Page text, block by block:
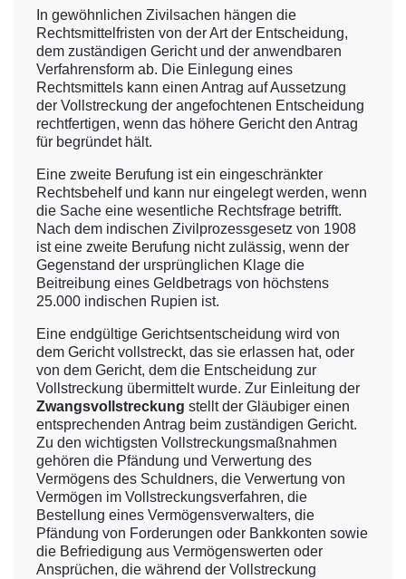
In gewöhnlichen Zivilsachen hängen die
Rechtsmittelfristen von der Art der Entscheidung,
dem zuständigen Gericht und der anwendbaren
Verfahrensform ab. Die Einlegung eines
Rechtsmittels kann einen Antrag auf Aussetzung
der Vollstreckung der angefochtenen Entscheidung
rechtfertigen, wenn das höhere Gericht den Antrag
für begründet hält.
Eine zweite Berufung ist ein eingeschränkter
Rechtsbehelf und kann nur eingelegt werden, wenn
die Sache eine wesentliche Rechtsfrage betrifft.
Nach dem indischen Zivilprozessgesetz von 1908
ist eine zweite Berufung nicht zulässig, wenn der
Gegenstand der ursprünglichen Klage die
Beitreibung eines Geldbetrags von höchstens
25.000 indischen Rupien ist.
Eine endgültige Gerichtsentscheidung wird von
dem Gericht vollstreckt, das sie erlassen hat, oder
von dem Gericht, dem die Entscheidung zur
Vollstreckung übermittelt wurde. Zur Einleitung der
Zwangsvollstreckung stellt der Gläubiger einen
entsprechenden Antrag beim zuständigen Gericht.
Zu den wichtigsten Vollstreckungsmaßnahmen
gehören die Pfändung und Verwertung des
Vermögens des Schuldners, die Verwertung von
Vermögen im Vollstreckungsverfahren, die
Bestellung eines Vermögensverwalters, die
Pfändung von Forderungen oder Bankkonten sowie
die Befriedigung aus Vermögenswerten oder
Ansprüchen, die während der Vollstreckung